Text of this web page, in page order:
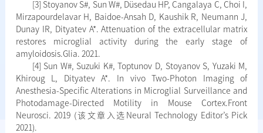
[3] Stoyanov S#, Sun W#, Düsedau HP, Cangalaya C, Choi I,
Mirzapourdelavar H, Baidoe-Ansah D, Kaushik R, Neumann J,
Dunay IR, Dityatev A*. Attenuation of the extracellular matrix
restores microglial activity during the early stage of
amyloidosis.Glia. 2021.
[4] Sun W#, Suzuki K#, Toptunov D, Stoyanov S, Yuzaki M,
Khiroug L, Dityatev A*. In vivo Two-Photon Imaging of
Anesthesia-Specific Alterations in Microglial Surveillance and
Photodamage-Directed Motility in Mouse Cortex.Front
Neurosci. 2019 (该文章入选Neural Technology Editor’s Pick
2021).